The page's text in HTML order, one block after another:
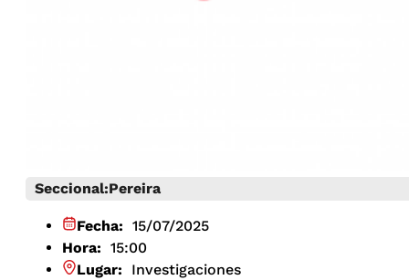
Seccional:Pereira
Fecha: 15/07/2025
Hora: 15:00
Lugar:
Investigaciones